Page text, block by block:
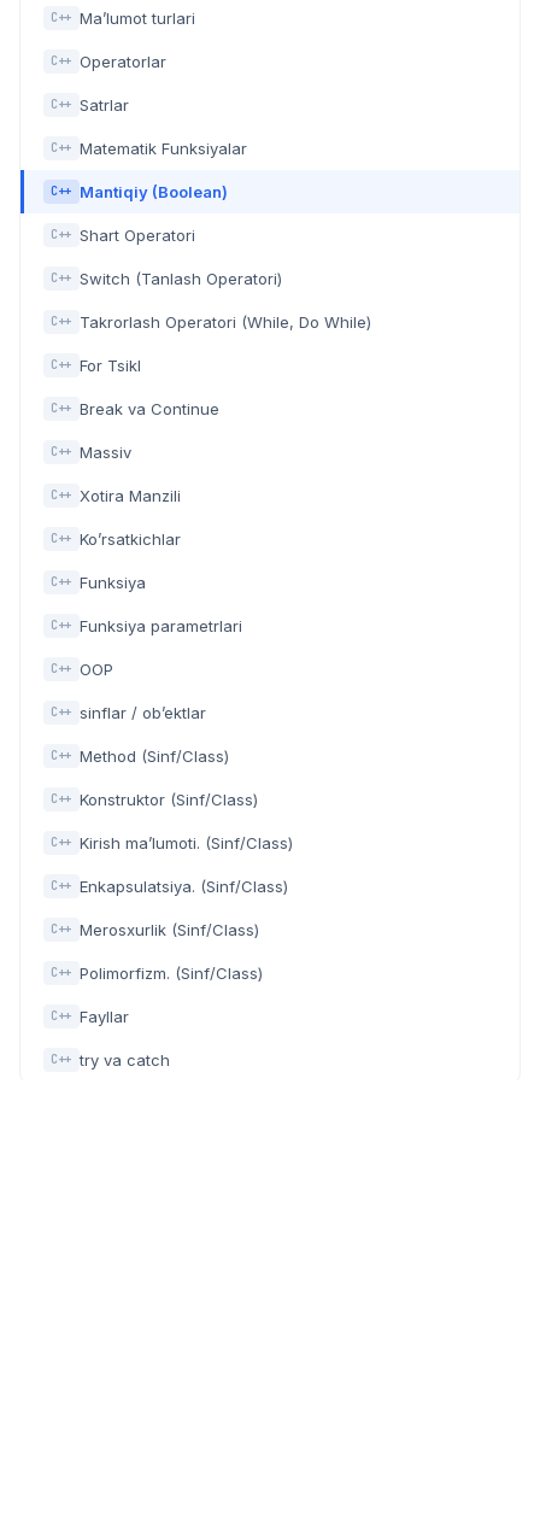
C++ Ma’lumot turlari
C++ Operatorlar
C++ Satrlar
C++ Matematik Funksiyalar
C++ Mantiqiy (Boolean)
C++ Shart Operatori
C++ Switch (Tanlash Operatori)
C++ Takrorlash Operatori (While, Do While)
C++ For Tsikl
C++ Break va Continue
C++ Massiv
C++ Xotira Manzili
C++ Ko’rsatkichlar
C++ Funksiya
C++ Funksiya parametrlari
C++ OOP
C++ sinflar / ob’ektlar
C++ Method (Sinf/Class)
C++ Konstruktor (Sinf/Class)
C++ Kirish ma’lumoti. (Sinf/Class)
C++ Enkapsulatsiya. (Sinf/Class)
C++ Merosxurlik (Sinf/Class)
C++ Polimorfizm. (Sinf/Class)
C++ Fayllar
C++ try va catch